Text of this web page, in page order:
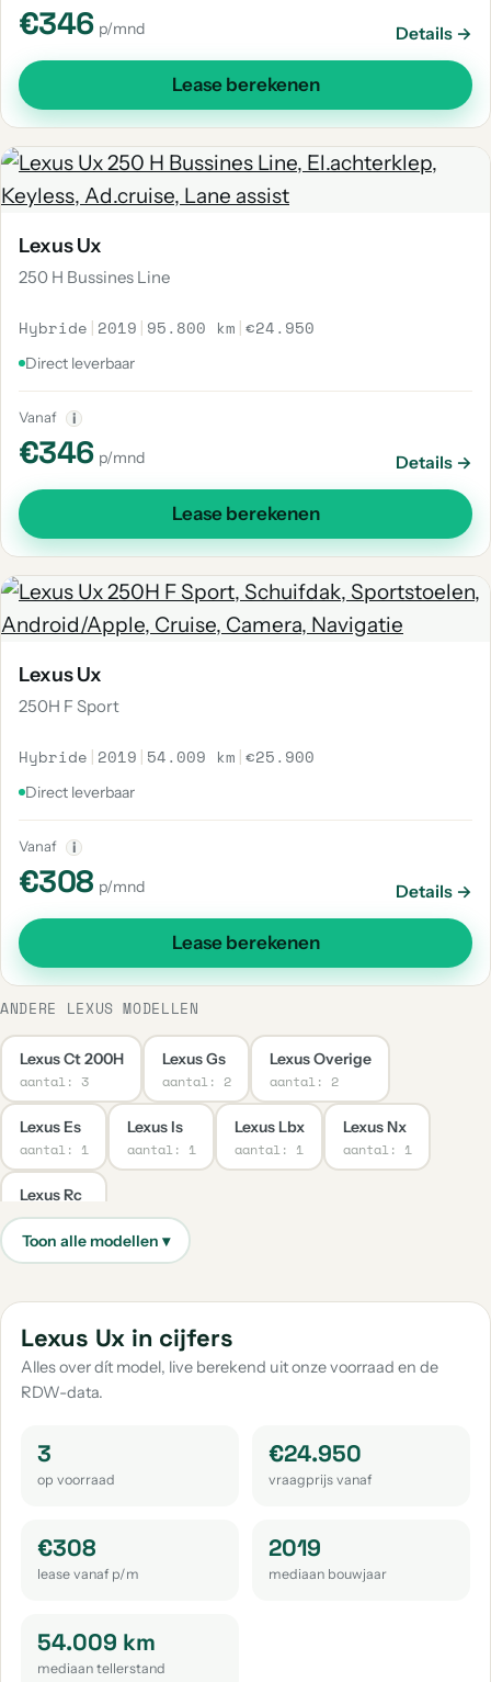
€346 p/mnd Details →
Lease berekenen
Lexus Ux
250 H Bussines Line
Hybride | 2019 | 95.800 km |€24.950
Direct leverbaar
Vanaf i
€346 p/mnd Details →
Lease berekenen
Lexus Ux
250H F Sport
Hybride | 2019 | 54.009 km |€25.900
Direct leverbaar
Vanaf i
€308 p/mnd Details →
Lease berekenen
ANDERE LEXUS MODELLEN
Lexus Ct 200H
aantal: 3
Lexus Gs
aantal: 2
Lexus Overige
aantal: 2
Lexus Es
aantal: 1
Lexus Is
aantal: 1
Lexus Lbx
aantal: 1
Lexus Nx
aantal: 1
Lexus Rc
aantal: 1
Lexus Ux in cijfers
Alles over dít model, live berekend uit onze voorraad en de
RDW-data.
3
op voorraad
€24.950
vraagprijs vanaf
€308
lease vanaf p/m
2019
mediaan bouwjaar
54.009 km
mediaan tellerstand